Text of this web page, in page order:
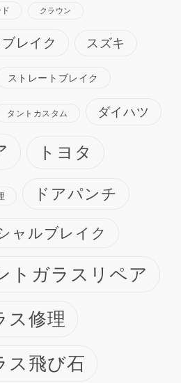
クラウン
レイク スズキ
ストレートブレイク
タントカスタム ダイハツ
トヨタ
ドアパンチ
ャルブレイク
トガラスリペア
ス修理
ス飛び石